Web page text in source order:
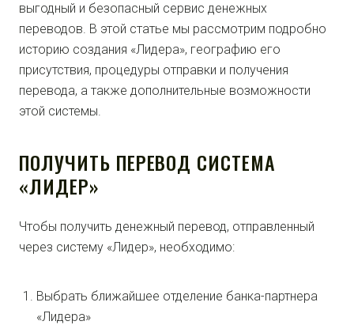
выгодный и безопасный сервис денежных
переводов. В этой статье мы рассмотрим подробно
историю создания «Лидера», географию его
присутствия, процедуры отправки и получения
перевода, а также дополнительные возможности
этой системы.
ПОЛУЧИТЬ ПЕРЕВОД СИСТЕМА
«ЛИДЕР»
Чтобы получить денежный перевод, отправленный
через систему «Лидер», необходимо:
Выбрать ближайшее отделение банка-партнера
«Лидера»